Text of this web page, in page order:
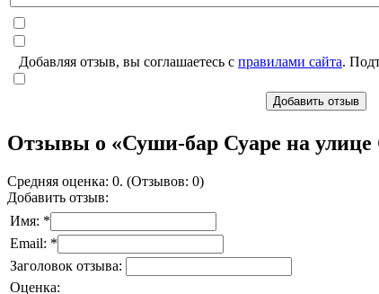
Добавляя отзыв, вы соглашаетесь с правилами сайта.
Добавить отзыв
Отзывы о «Суши-бар Суаре на улице
Средняя оценка: 0. (Отзывов: 0)
Добавить отзыв:
Имя: *
Email: *
Заголовок отзыва:
Оценка: